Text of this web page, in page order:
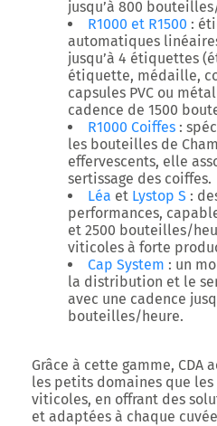
jusqu’à 800
R1000 et R1500 :
automatiques
jusqu’à 4 étiquettes
étiquette, médaille,
capsules PVC ou
cadence de 1500
R1000 Coiffes :
les bouteilles de
effervescents, elle
sertissage des coiffes.
Léa et Lystop S :
performances,
et 2500 bouteilles/
viticoles à forte
Cap System : un
la distribution et le
avec une cadence
bouteilles/heure.
Grâce à cette gamme, CDA
les petits domaines que les
viticoles, en offrant des
et adaptées à chaque